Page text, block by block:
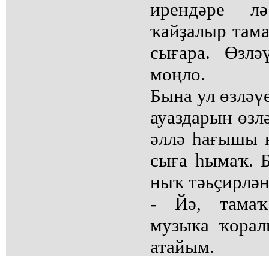
ирендәре
ҡайҙалыр
сығара.
моңло.
Бына ул
ауаздарын
әллә һағышы
сыға һымаҡ.
ныҡ
- Йә, тамаҡ
музыка
атайым.